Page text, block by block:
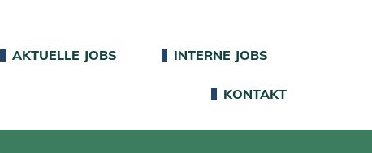
AKTUELLE JOBS INTERNE JOBS
KONTAKT